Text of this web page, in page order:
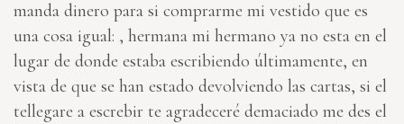
manda dinero para si comprarme mi vestido que es
una cosa igual: , hermana mi hermano ya no esta en el
lugar de donde estaba escribiendo últimamente, en
vista de que se han estado devolviendo las cartas, si el
tellegare a escrebir te agradeceré demaciado me des el